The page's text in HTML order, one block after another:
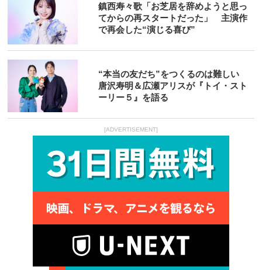
鎮西寿々歌「お芝居を辞めようと思っ
てからの再スタートだった」 主演作
で再会した“演じる喜び”
“本当の友だち”をつくるのは難しい
唐沢寿明＆広瀬アリスが『トイ・スト
ーリー５』を語る
[ADVERTISEMENT]